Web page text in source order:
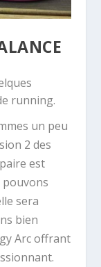
running.
un peu
2 des
est
pouvons
sera
bien
Arc offrant